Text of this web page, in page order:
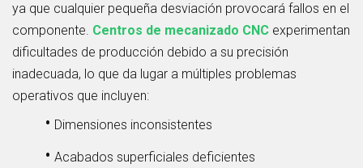
ya que cualquier pequeña desviación provocará fallos en el
componente. Centros de mecanizado CNC experimentan
dificultades de producción debido a su precisión
inadecuada, lo que da lugar a múltiples problemas
operativos que incluyen:
• Dimensiones inconsistentes
• Acabados superficiales deficientes